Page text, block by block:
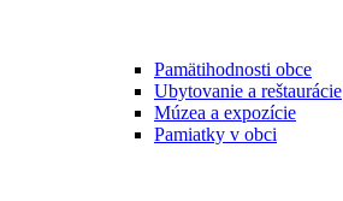
Pamätihodnosti obce
Ubytovanie a reštaurácie
Múzea a expozície
Pamiatky v obci